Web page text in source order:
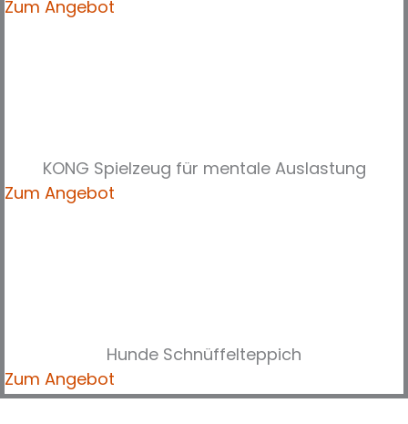
Zum Angebot
KONG Spielzeug für mentale Auslastung
Zum Angebot
Hunde Schnüffelteppich
Zum Angebot